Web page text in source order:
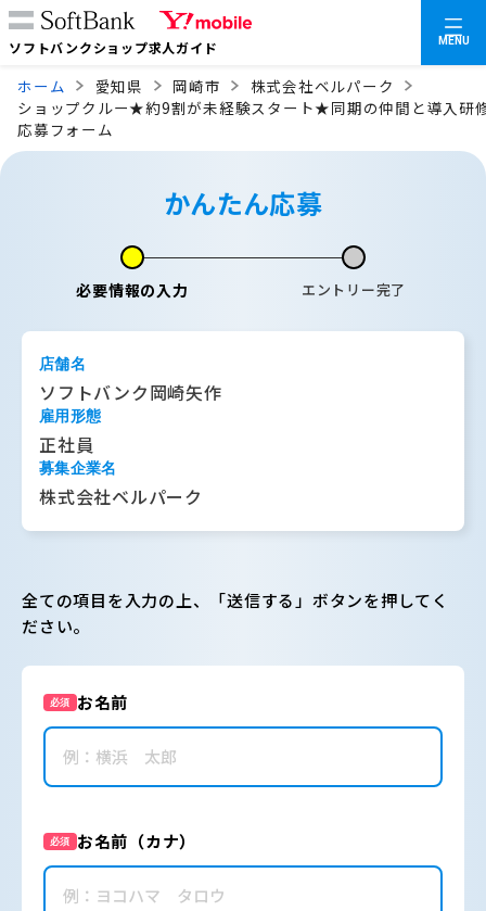
ソフトバンクショップ求人ガイド MENU
ホーム 愛知県 岡崎市
株式会社ベルパーク
ショップクルー★約9割が未経験スタート★同期の仲間と導入研
応募フォーム
かんたん応募
必要情報の入力 エントリー完了
店舗名
ソフトバンク岡崎矢作
雇用形態
正社員
募集企業名
株式会社ベルパーク
全ての項目を入力の上、「送信する」ボタンを押してく
ださい。
必須 お名前
必須 お名前（カナ）